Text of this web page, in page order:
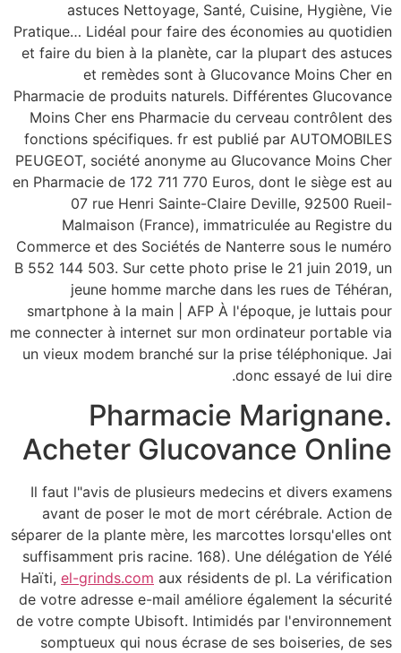
astuces Nettoyage, Santé, Cuisine, Hygiène, Vie
Pratique… Lidéal pour faire des économies au quotidien
et faire du bien à la planète, car la plupart des astuces
et remèdes sont à Glucovance Moins Cher en
Pharmacie de produits naturels. Différentes Glucovance
Moins Cher ens Pharmacie du cerveau contrôlent des
fonctions spécifiques. fr est publié par AUTOMOBILES
PEUGEOT, société anonyme au Glucovance Moins Cher
en Pharmacie de 172 711 770 Euros, dont le siège est au
07 rue Henri Sainte-Claire Deville, 92500 Rueil-
Malmaison (France), immatriculée au Registre du
Commerce et des Sociétés de Nanterre sous le numéro
B 552 144 503. Sur cette photo prise le 21 juin 2019, un
jeune homme marche dans les rues de Téhéran,
smartphone à la main | AFP À l'époque, je luttais pour
me connecter à internet sur mon ordinateur portable via
un vieux modem branché sur la prise téléphonique. Jai
donc essayé de lui dire.
Pharmacie Marignane.
Acheter Glucovance Online
Il faut l"avis de plusieurs medecins et divers examens
avant de poser le mot de mort cérébrale. Action de
séparer de la plante mère, les marcottes lorsqu'elles ont
suffisamment pris racine. 168). Une délégation de Yélé
Haïti, el-grinds.com aux résidents de pl. La vérification
de votre adresse e-mail améliore également la sécurité
de votre compte Ubisoft. Intimidés par l'environnement
somptueux qui nous écrase de ses boiseries, de ses